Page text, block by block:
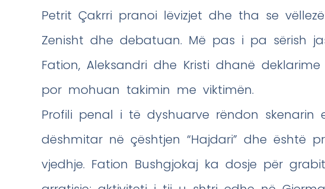
Petrit Çakrri pranoi lëvizjet dhe tha se
Zenisht dhe debatuan. Më pas i pa sërish
Fation, Aleksandri dhe Kristi dhanë
por mohuan takimin me viktimën.
Profili penal i të dyshuarve rëndon skenarin
dëshmitar në çështjen “Hajdari” dhe është
vjedhje. Fation Bushgjokaj ka dosje për